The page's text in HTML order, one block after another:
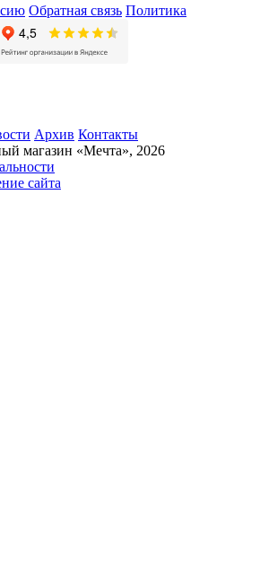
Обратная связь Политика
Архив Контакты
магазин «Мечта», 2026
сайта